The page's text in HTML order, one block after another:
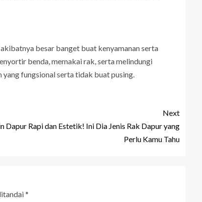
besar banget buat kenyamanan serta
benda, memakai rak, serta melindungi
yang fungsional serta tidak buat pusing.
Next
Dapur Rapi dan Estetik! Ini Dia Jenis Rak Dapur yang
Perlu Kamu Tahu
*